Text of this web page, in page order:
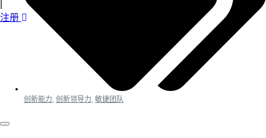
注册
创新能力 创新领导力 敏捷团队